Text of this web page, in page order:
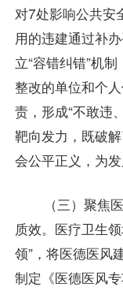
对7处影响公共安
用的违建通过补
立“容错纠错”机
整改的单位和个
责，形成“不敢违
靶向发力，既破
会公平正义，为发
（三）聚焦
质效。医疗卫生
领”，将医德医风
制定《医德医风